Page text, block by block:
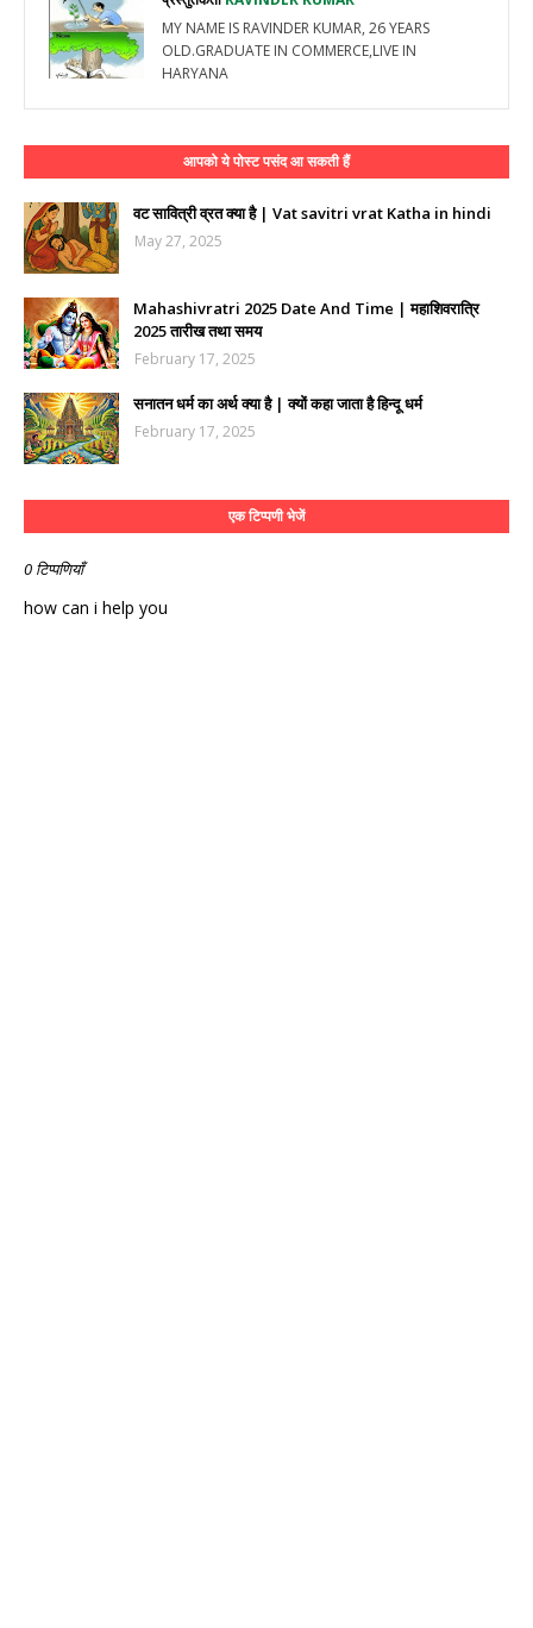
MY NAME IS RAVINDER KUMAR, 26 YEARS
OLD.GRADUATE IN COMMERCE,LIVE IN
HARYANA
आपको ये पोस्ट पसंद आ सकती हैं
वट सावित्री व्रत क्या है | Vat savitri vrat Katha in hindi
May 27, 2025
Mahashivratri 2025 Date And Time | महाशिवरात्रि
2025 तारीख तथा समय
February 17, 2025
सनातन धर्म का अर्थ क्या है | क्यों कहा जाता है हिन्दू धर्म
February 17, 2025
एक टिप्पणी भेजें
0 टिप्पणियाँ
how can i help you